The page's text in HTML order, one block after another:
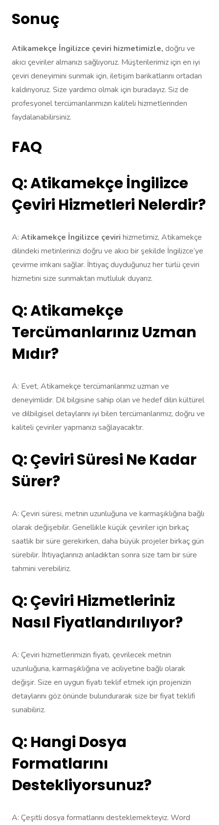
Sonuç
Atikamekçe İngilizce çeviri hizmetimizle, doğru ve
akıcı çeviriler almanızı sağlıyoruz. Müşterilerimiz için en iyi
çeviri deneyimini sunmak için, iletişim barikatlarını ortadan
kaldırıyoruz. Size yardımcı olmak için buradayız. Siz de
profesyonel tercümanlarımızın kaliteli hizmetlerinden
faydalanabilirsiniz.
FAQ
Q: Atikamekçe İngilizce
Çeviri Hizmetleri Nelerdir?
A: Atikamekçe İngilizce çeviri hizmetimiz, Atikamekçe
dilindeki metinlerinizi doğru ve akıcı bir şekilde İngilizce’ye
çevirme imkanı sağlar. İhtiyaç duyduğunuz her türlü çeviri
hizmetini size sunmaktan mutluluk duyarız.
Q: Atikamekçe
Tercümanlarınız Uzman
Mıdır?
A: Evet, Atikamekçe tercümanlarımız uzman ve
deneyimlidir. Dil bilgisine sahip olan ve hedef dilin kültürel
ve dilbilgisel detaylarını iyi bilen tercümanlarımız, doğru ve
kaliteli çeviriler yapmanızı sağlayacaktır.
Q: Çeviri Süresi Ne Kadar
Sürer?
A: Çeviri süresi, metnin uzunluğuna ve karmaşıklığına bağlı
olarak değişebilir. Genellikle küçük çeviriler için birkaç
saatlik bir süre gerekirken, daha büyük projeler birkaç gün
sürebilir. İhtiyaçlarınızı anladıktan sonra size tam bir süre
tahmini verebiliriz.
Q: Çeviri Hizmetleriniz
Nasıl Fiyatlandırılıyor?
A: Çeviri hizmetlerimizin fiyatı, çevrilecek metnin
uzunluğuna, karmaşıklığına ve aciliyetine bağlı olarak
değişir. Size en uygun fiyatı teklif etmek için projenizin
detaylarını göz önünde bulundurarak size bir fiyat teklifi
sunabiliriz.
Q: Hangi Dosya
Formatlarını
Destekliyorsunuz?
A: Çeşitli dosya formatlarını desteklemekteyiz. Word